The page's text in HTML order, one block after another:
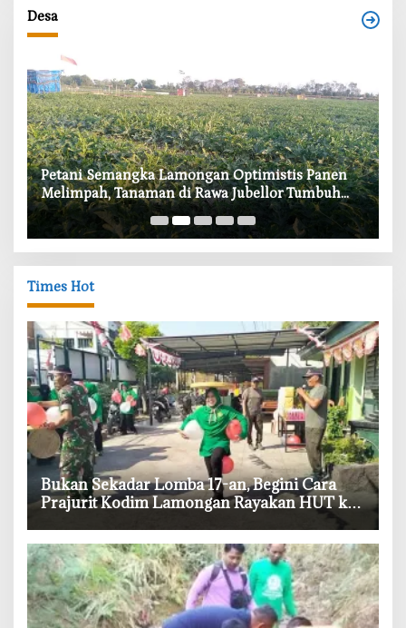
Desa
Petani Semangka Lamongan Optimistis Panen
Melimpah, Tanaman di Rawa Jubellor Tumbuh
Subur
Times Hot
‎Bukan Sekadar Lomba 17-an, Begini Cara
Prajurit Kodim Lamongan Rayakan HUT ke-